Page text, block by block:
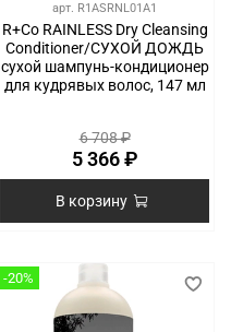
арт. R1ASRNL01A1
R+Co RAINLESS Dry Cleansing
Conditioner/СУХОЙ ДОЖДЬ
сухой шампунь-кондиционер
для кудрявых волос, 147 мл
6 708 ₽
5 366 ₽
В корзину
-20%